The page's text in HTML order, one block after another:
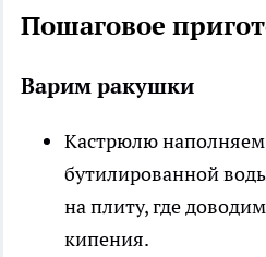
Пошаговое
Варим ракушки
Кастрюлю
бутилированной
на плиту, где
кипения.